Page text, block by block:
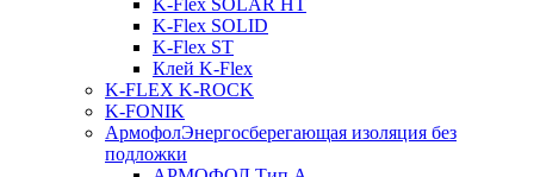
K-Flex SOLAR HT
K-Flex SOLID
K-Flex ST
Клей K-Flex
K-FLEX K-ROCK
K-FONIK
АрмофолЭнергосберегающая изоляция без
подложки